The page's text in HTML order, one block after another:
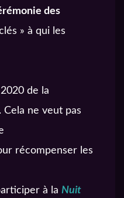
envoie un
Javras
– 9,5cm de
des
» à qui les
2020 de la
ne veut pas
récompenser les
à la Nuit